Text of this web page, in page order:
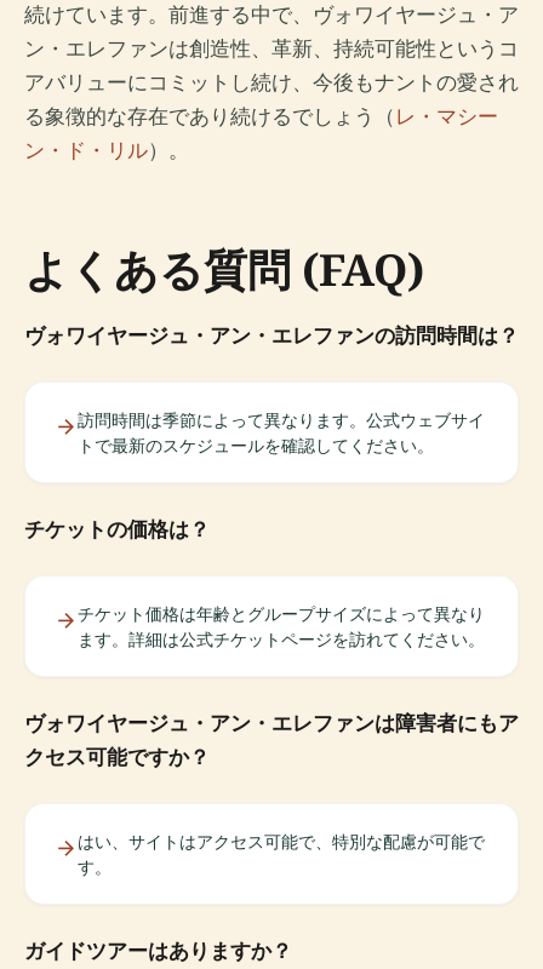
続けています。前進する中で、ヴォワイヤージュ・ア
ン・エレファンは創造性、革新、持続可能性というコ
アバリューにコミットし続け、今後もナントの愛され
る象徴的な存在であり続けるでしょう（ レ・マシー
ン・ド・リル）。
よくある質問 (FAQ)
ヴォワイヤージュ・アン・エレファンの訪問時間は？
訪問時間は季節によって異なります。公式ウェブサイ
トで最新のスケジュールを確認してください。
チケットの価格は？
チケット価格は年齢とグループサイズによって異なり
ます。詳細は公式チケットページを訪れてください。
ヴォワイヤージュ・アン・エレファンは障害者にもア
クセス可能ですか？
はい、サイトはアクセス可能で、特別な配慮が可能で
す。
ガイドツアーはありますか？